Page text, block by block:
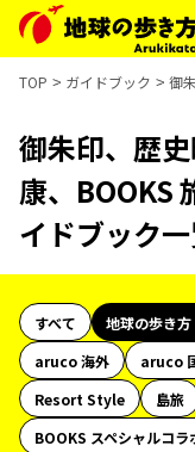
TOP ガイドブック 御
御朱印、歴
康、BOOKS
イドブック
すべて 地球の歩き方
aruco 海外
aruco
Resort Style
島旅
BOOKS スペシャルコラ